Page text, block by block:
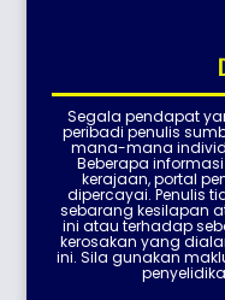
Segala pendapat
peribadi penulis
mana-mana
Beberapa
kerajaan, portal
dipercayai. Penulis
sebarang kesilapan
ini atau terhadap
kerosakan yang
ini. Sila gunakan